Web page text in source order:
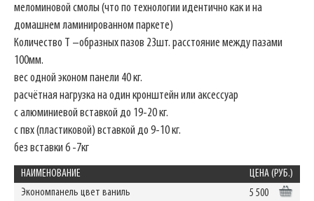
меломиновой смолы (что по технологии идентично как и на
домашнем ламинированном паркете)
Количество Т –образных пазов 23шт. расстояние между пазами
100мм.
вес одной эконом панели 40 кг.
расчётная нагрузка на один кронштейн или аксессуар
с алюминиевой вставкой до 19-20 кг.
с пвх (пластиковой) вставкой до 9-10 кг.
без вставки 6 -7кг
НАИМЕНОВАНИЕ
ЦЕНА (РУБ.)
Экономпанель цвет ваниль
5 500